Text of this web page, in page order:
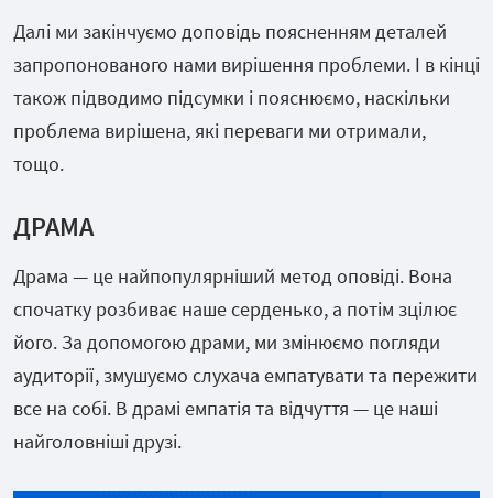
Далі ми закінчуємо доповідь поясненням деталей
запропонованого нами вирішення проблеми. І в кінці
також підводимо підсумки і пояснюємо, наскільки
проблема вирішена, які переваги ми отримали,
тощо.
ДРАМА
Драма — це найпопулярніший метод оповіді. Вона
спочатку розбиває наше серденько, а потім зцілює
його. За допомогою драми, ми змінюємо погляди
аудиторії, змушуємо слухача емпатувати та пережити
все на собі. В драмі емпатія та відчуття — це наші
найголовніші друзі.